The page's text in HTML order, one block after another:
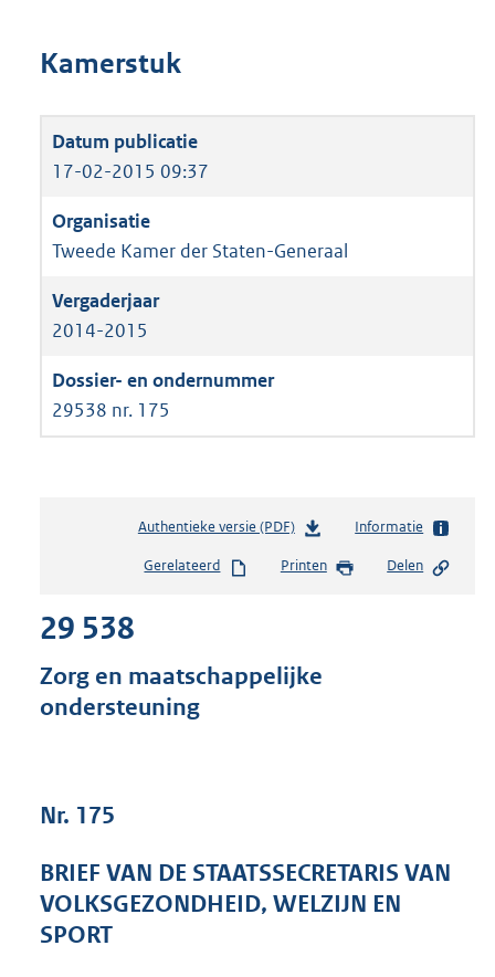
Kamerstuk
17-02-2015 09:37
Tweede Kamer der Staten-Generaal
2014-2015
29538 nr. 175
Authentieke versie (PDF)b
s
d
s
:
4
Informatie
Gerelateerd Printen Delen
29 538
Zorg en maatschappelijke
ondersteuning
Nr. 175
BRIEF VAN DE STAATSSECRETARIS VAN
VOLKSGEZONDHEID, WELZIJN EN
SPORT